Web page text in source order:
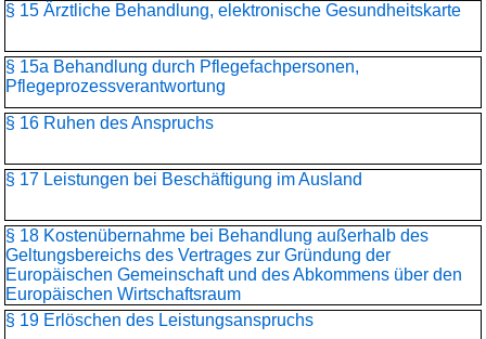
§ 15 Ärztliche Behandlung, elektronische Gesundheitskarte
§ 15a Behandlung durch Pflegefachpersonen,
Pflegeprozessverantwortung
§ 16 Ruhen des Anspruchs
§ 17 Leistungen bei Beschäftigung im Ausland
§ 18 Kostenübernahme bei Behandlung außerhalb des
Geltungsbereichs des Vertrages zur Gründung der
Europäischen Gemeinschaft und des Abkommens über den
Europäischen Wirtschaftsraum
§ 19 Erlöschen des Leistungsanspruchs